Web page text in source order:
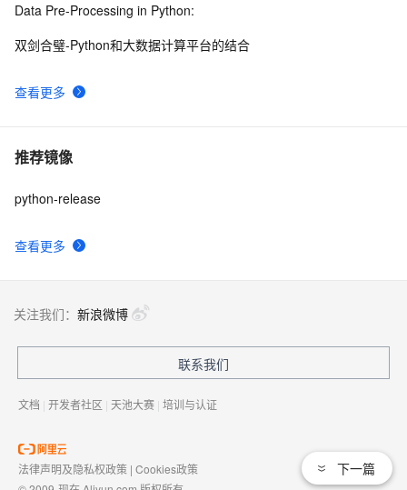
查看更多
Data Pre-Processing in Python:
双剑合璧-Python和大数据计算平台的结合
推荐镜像
查看更多
python-release
下一篇
关注我们： 新浪微博
联系我们
文档 | 开发者社区 | 天池大赛 | 培训与认证
法律声明及隐私权政策 | Cookies政策